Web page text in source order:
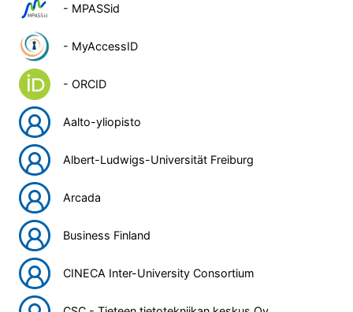
- MPASSid
- MyAccessID
- ORCID
Aalto-yliopisto
Albert-Ludwigs-Universität Freiburg
Arcada
Business Finland
CINECA Inter-University Consortium